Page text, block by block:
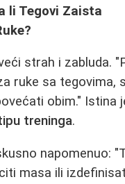
li Tegovi Zaista
strah i zabluda.
ruke sa tegovima,
obim." Istina
treninga.
napomenuo:
masa ili